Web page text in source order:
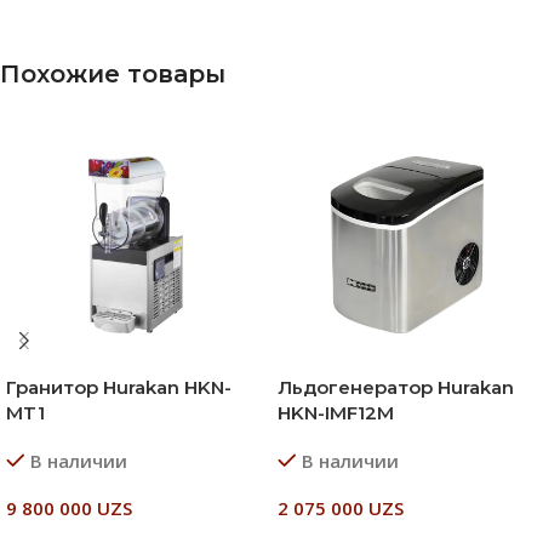
Похожие товары
Гранитор Hurakan HKN-
MT1
В наличии
9 800 000 UZS
Льдогенератор Hurakan
HKN-IMF12M
В наличии
2 075 000 UZS